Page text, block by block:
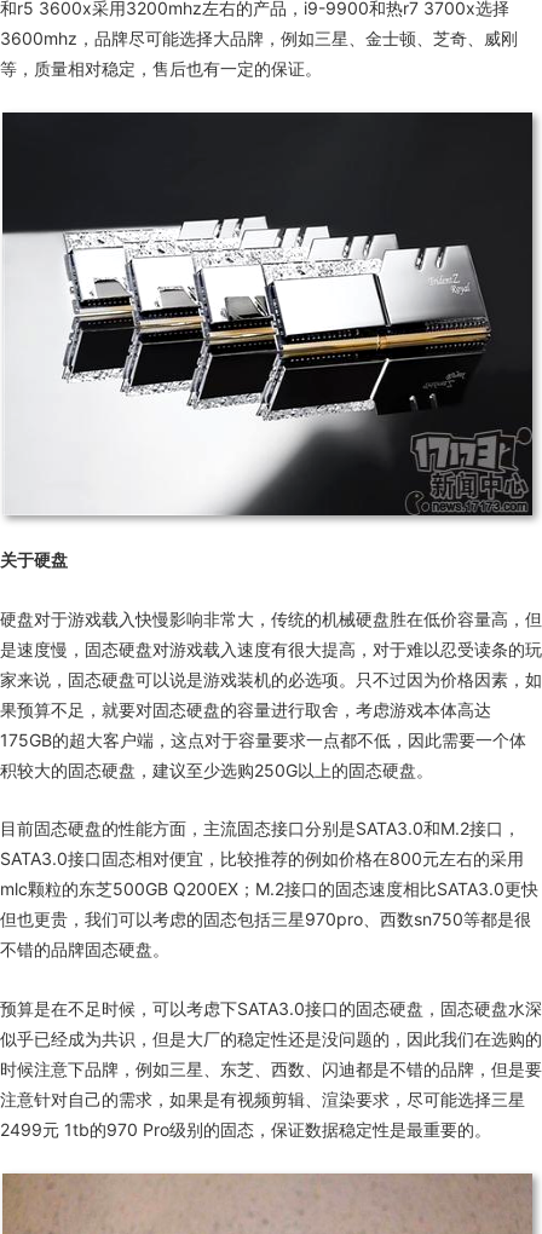
和r5 3600x采用3200mhz左右的产品， i9-9900和热r7 3700x选择
3600mhz ，品牌尽可能选择大品牌，例如三星、金士顿、芝奇、威刚
等，质量相对稳定，售后也有一定的保证。
关于硬盘
硬盘对于游戏载入快慢影响非常大，传统的机械硬盘胜在低价容量高，但
是速度慢，固态硬盘对游戏载入速度有很大提高，对于难以忍受读条的玩
家来说，固态硬盘可以说是游戏装机的必选项。只不过因为价格因素，如
果预算不足，就要对固态硬盘的容量进行取舍，考虑游戏本体高达
175GB的超大客户端， 这点对于容量要求一点都不低，因此需要一个体
积较大的固态硬盘，建议至少选购250G以上的固态硬盘。
目前固态硬盘的性能方面，主流固态接口分别是SATA3.0和M.2接口，
SATA3.0接口固态相对便宜，比较推荐的例如价格在800元左右的采用
mlc颗粒的东芝500GB Q200EX ； M.2接口的固态速度相比SATA3.0更快
但也更贵，我们可以考虑的固态包括三星970pro 、西数sn750等都是很
不错的品牌固态硬盘。
预算是在不足时候，可以考虑下SATA3.0接口的固态硬盘，固态硬盘水深
似乎已经成为共识，但是大厂的稳定性还是没问题的，因此我们在选购的
时候注意下品牌，例如三星、东芝、西数、闪迪都是不错的品牌，但是要
注意针对自己的需求，如果是有视频剪辑、渲染要求，尽可能选择三星
2499元 1tb的970 Pro级别的固态，保证数据稳定性是最重要的。